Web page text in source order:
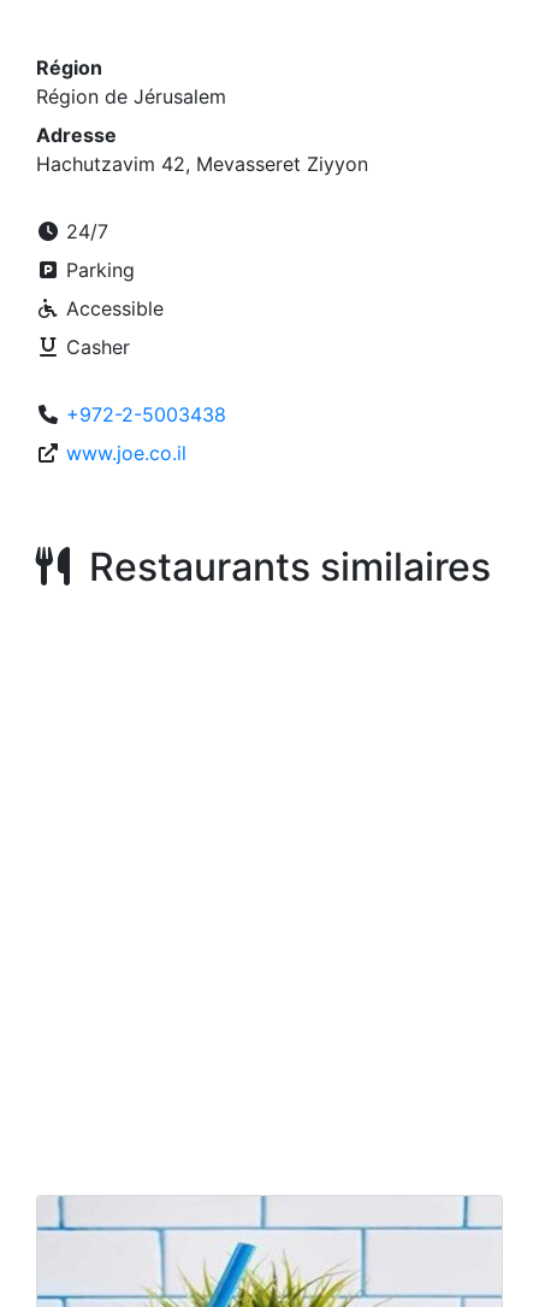
Région
Région de Jérusalem
Adresse
Hachutzavim 42, Mevasseret Ziyyon
24/7
Parking
Accessible
Casher
+972-2-5003438
www.joe.co.il
Restaurants similaires